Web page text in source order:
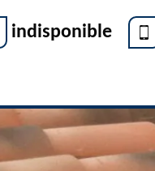
indisponible